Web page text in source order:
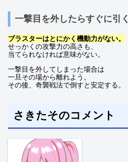
一撃目を外したらすぐに引く
ブラスターはとにかく機動力がない。
せっかくの攻撃力の高さも、
当てられなければ意味がない。
一撃目を外してしまった場合は
一旦その場から離れよう。
その後、奇襲戦法で倒すと安定する。
さきたそのコメント